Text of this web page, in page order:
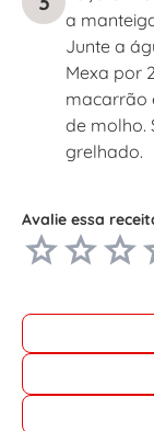
a
Junte a
Mexa por
macarrão
de molho.
grelhado.
Avalie essa